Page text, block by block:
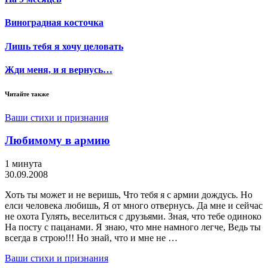
Виноградная косточка
Лишь тебя я хочу целовать
Жди меня, и я вернусь…
Читайте также
Ваши стихи и признания
Любимому в армию
1 минута
30.09.2008
Хоть ты может и не веришь, Что тебя я с армии дождусь. Но
елси человека любишь, Я от много отвернусь. Да мне и сейчас
не охота Гулять, веселиться с друзьями. Зная, что тебе одиноко
На посту с пацанами. Я знаю, что мне намного легче, Ведь ты
всегда в строю!!! Но знай, что и мне не …
Ваши стихи и признания